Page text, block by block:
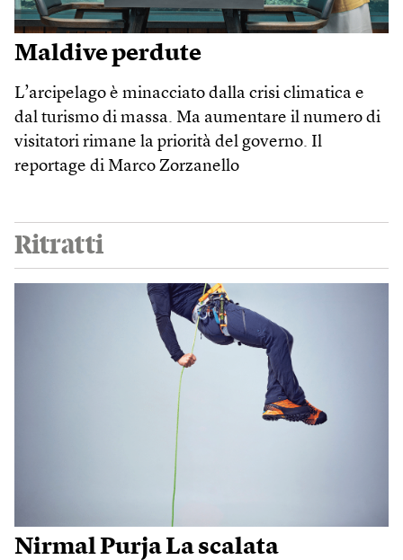
Maldive perdute
L’arcipelago è minacciato dalla crisi climatica e
dal turismo di massa. Ma aumentare il numero di
visitatori rimane la priorità del governo. Il
reportage di Marco Zorzanello
Ritratti
Nirmal Purja La scalata